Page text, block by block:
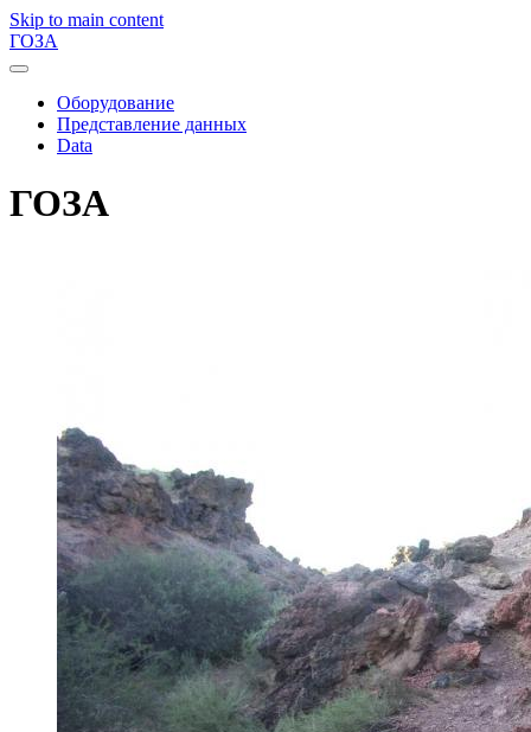
Skip to main content
ГОЗА
Оборудование
Представление данных
Data
ГОЗА